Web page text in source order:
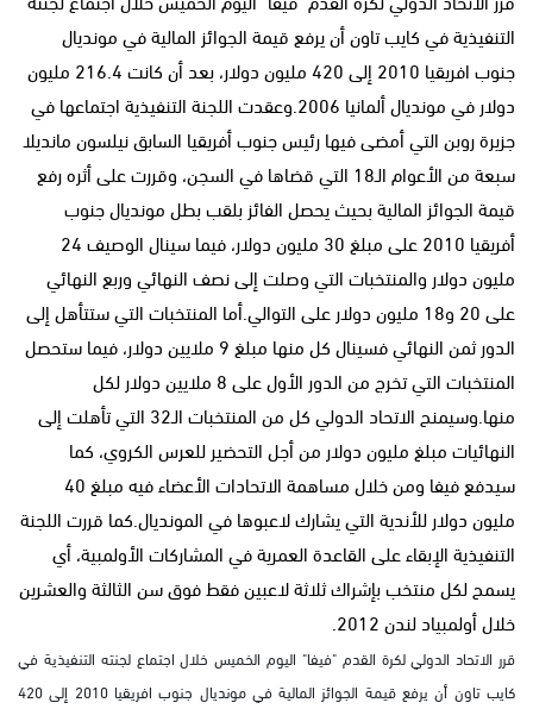
التنفيذية في كايب تاون أن يرفع قيمة الجوائز المالية في مونديال
جنوب افريقيا 2010 إلى 420 مليون دولار، بعد أن كانت 216.4 مليون
دولار في مونديال ألمانيا 2006.وعقدت اللجنة التنفيذية اجتماعها في
جزيرة روبن التي أمضى فيها رئيس جنوب أفريقيا السابق نيلسون مانديلا
سبعة من الأعوام الـ18 التي قضاها في السجن، وقررت على أثره رفع
قيمة الجوائز المالية بحيث يحصل الفائز بلقب بطل مونديال جنوب
أفريقيا 2010 على مبلغ 30 مليون دولار، فيما سينال الوصيف 24
مليون دولار والمنتخبات التي وصلت إلى نصف النهائي وربع النهائي
على 20 و18 مليون دولار على التوالي.أما المنتخبات التي ستتأهل إلى
الدور ثمن النهائي فسينال كل منها مبلغ 9 ملايين دولار، فيما ستحصل
المنتخبات التي تخرج من الدور الأول على 8 ملايين دولار لكل
منها.وسيمنح الاتحاد الدولي كل من المنتخبات الـ32 التي تأهلت إلى
النهائيات مبلغ مليون دولار من أجل التحضير للعرس الكروي، كما
سيدفع فيفا ومن خلال مساهمة الاتحادات الأعضاء فيه مبلغ 40
مليون دولار للأندية التي يشارك لاعبوها في المونديال.كما قررت اللجنة
التنفيذية الإبقاء على القاعدة العمرية في المشاركات الأولمبية، أي
يسمح لكل منتخب بإشراك ثلاثة لاعبين فقط فوق سن الثالثة والعشرين
خلال أولمبياد لندن 2012.
قرر الاتحاد الدولي لكرة القدم "فيفا" اليوم الخميس خلال اجتماع لجنته التنفيذية في
كايب تاون أن يرفع قيمة الجوائز المالية في مونديال جنوب افريقيا 2010 إلى 420